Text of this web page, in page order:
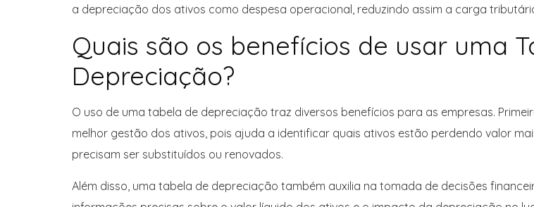
a depreciação dos ativos como despesa operacional, reduzindo assim a carga
Quais são os benefícios de usar uma
Depreciação?
O uso de uma tabela de depreciação traz diversos benefícios para as empresas.
melhor gestão dos ativos, pois ajuda a identificar quais ativos estão perdendo valor
precisam ser substituídos ou renovados.
Além disso, uma tabela de depreciação também auxilia na tomada de decisões